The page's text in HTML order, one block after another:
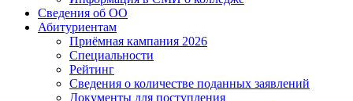
Сведения об ОО
Абитуриентам
Приёмная кампания 2026
Специальности
Рейтинг
Сведения о количестве поданных заявлений
Документы для поступления